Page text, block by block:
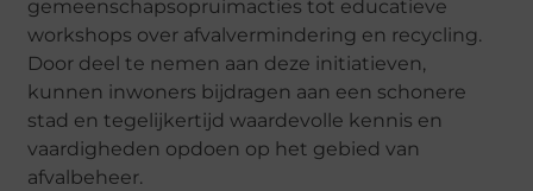
gemeenschapsopruimacties tot educatieve
workshops over afvalvermindering en recycling.
Door deel te nemen aan deze initiatieven,
kunnen inwoners bijdragen aan een schonere
stad en tegelijkertijd waardevolle kennis en
vaardigheden opdoen op het gebied van
afvalbeheer.